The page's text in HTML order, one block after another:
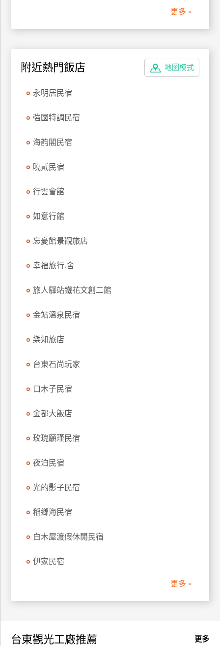
更多 »
地圖模式
附近熱門飯店
永明居民宿
強國特調民宿
海韵閣民宿
曉貳民宿
行雲會館
如意行館
忘憂館景觀旅店
幸福旅行.舍
旅人驛站鐵花文創二館
金站溫泉民宿
樂知旅店
台東石尚玩家
口木子民宿
金都大飯店
玫瑰願瑾民宿
夜泊民宿
光的影子民宿
稻鄉海民宿
白木屋渡假休閒民宿
伊家民宿
更多 »
更多
台東觀光工廠推薦